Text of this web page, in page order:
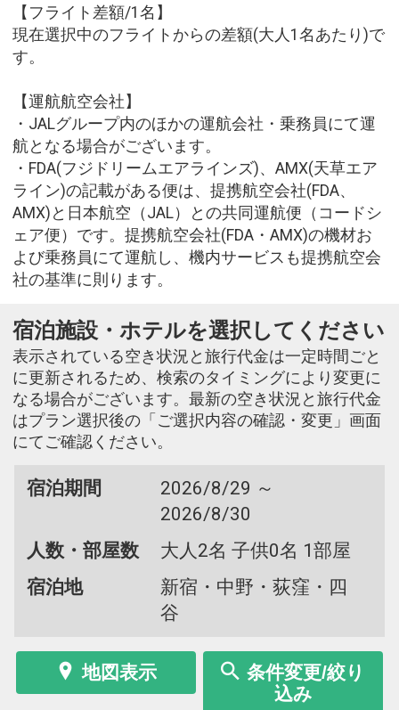
【フライト差額/1名】
現在選択中のフライトからの差額(大人1名あたり)で
す。
【運航航空会社】
・JALグループ内のほかの運航会社・乗務員にて運
航となる場合がございます。
・FDA(フジドリームエアラインズ)、AMX(天草エア
ライン)の記載がある便は、提携航空会社(FDA、
AMX)と日本航空（JAL）との共同運航便（コードシ
ェア便）です。提携航空会社(FDA・AMX)の機材お
よび乗務員にて運航し、機内サービスも提携航空会
社の基準に則ります。
宿泊施設・ホテルを選択してください
表示されている空き状況と旅行代金は一定時間ごと
に更新されるため、検索のタイミングにより変更に
なる場合がございます。最新の空き状況と旅行代金
はプラン選択後の「ご選択内容の確認・変更」画面
にてご確認ください。
宿泊期間
2026/8/29 ～
2026/8/30
人数・部屋数
大人2名 子供0名 1部屋
宿泊地
新宿・中野・荻窪・四
谷
地図表示
条件変更/絞り
込み